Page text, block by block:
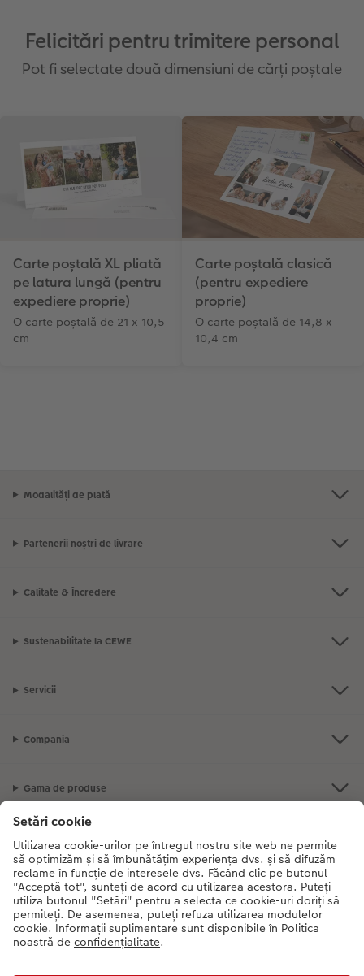
Felicitări pentru trimitere personal
Pot fi selectate două dimensiuni de cărți poștale
Carte poștală XL pliată
pe latura lungă (pentru
expediere proprie)
O carte poștală de 21 x 10,5
cm
Carte poștală clasică
(pentru expediere
proprie)
O carte poștală de 14,8 x
10,4 cm
Modalități de plată
Partenerii noștri de livrare
Calitate & Încredere
Sustenabilitate la CEWE
Servicii
Compania
Gama de produse